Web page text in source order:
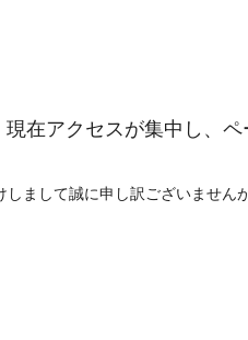
現在アクセスが集中し、ペ
しまして誠に申し訳ございません